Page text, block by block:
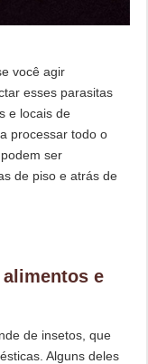
você agir
esses parasitas
e locais de
processar todo o
ser
de piso e atrás de
alimentos e
de insetos, que
Alguns deles